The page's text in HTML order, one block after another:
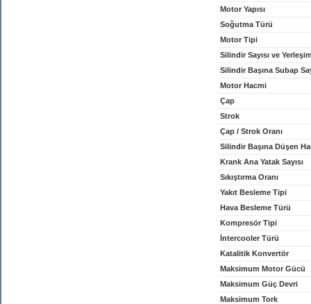
Motor Yapısı
Soğutma Türü
Motor Tipi
Silindir Sayısı ve
Silindir Başına Subap
Motor Hacmi
Çap
Strok
Çap / Strok Oranı
Silindir Başına Düşen
Krank Ana Yatak Sayısı
Sıkıştırma Oranı
Yakıt Besleme Tipi
Hava Besleme Türü
Kompresör Tipi
İntercooler Türü
Katalitik Konvertör
Maksimum Motor Gücü
Maksimum Güç Devri
Maksimum Tork